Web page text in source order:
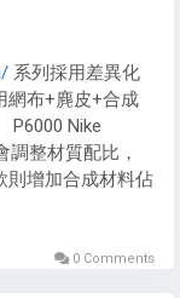
系列採用差異化
網布+麂皮+合成
P6000 Nike
調整材質配比，
則增加合成材料佔
Nike-p6000
限量版
0 Comments